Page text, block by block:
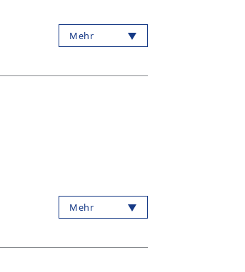
Mehr
Mehr